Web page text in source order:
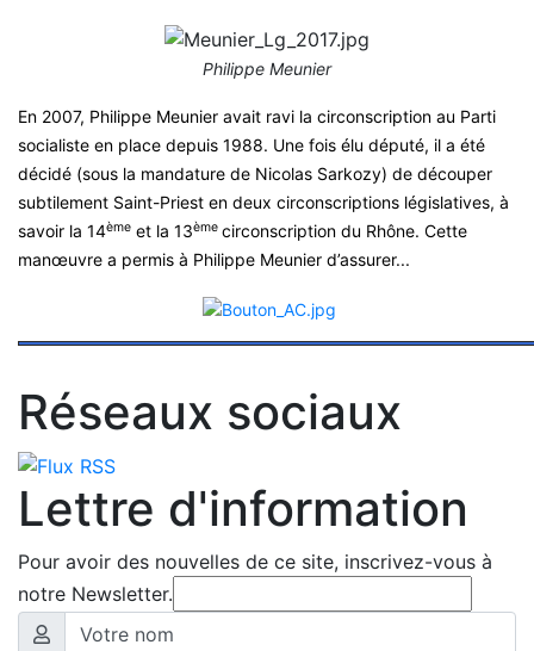
Philippe Meunier
En 2007, Philippe Meunier avait ravi la circonscription au Parti
socialiste en place depuis 1988. Une fois élu député, il a été
décidé (sous la mandature de Nicolas Sarkozy) de découper
subtilement Saint-Priest en deux circonscriptions législatives, à
savoir la 14ème et la 13ème circonscription du Rhône. Cette
manœuvre a permis à Philippe Meunier d’assurer...
Réseaux sociaux
Lettre d'information
Pour avoir des nouvelles de ce site, inscrivez-vous à
notre Newsletter.